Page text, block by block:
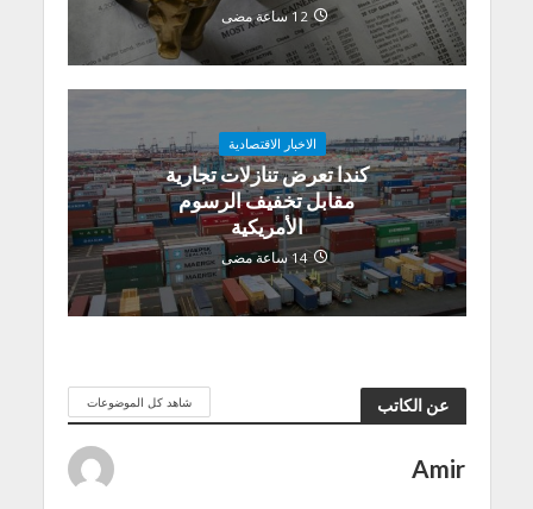
12 ساعة مضى
الاخبار الاقتصادية
كندا تعرض تنازلات تجارية
مقابل تخفيف الرسوم
الأمريكية
14 ساعة مضى
عن الكاتب شاهد كل الموضوعات
Amir